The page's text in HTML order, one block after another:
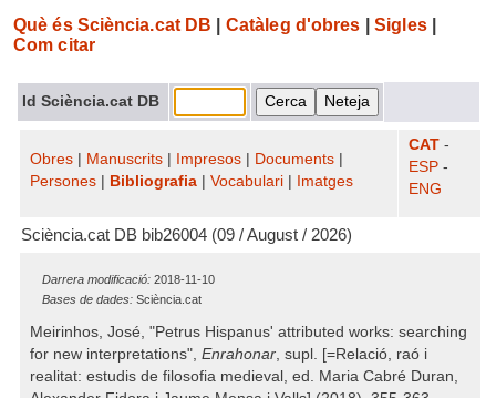
Què és Sciència.cat DB Catàleg d'obres Sigles|
Com citar
Id Sciència.cat DB
Obres Manuscrits Impresos Documents
Persones
Bibliografia Vocabulari Imatges
CAT -
ESP -
ENG
Sciència.cat DB bib26004 (09 / August / 2026)
Darrera modificació: 2018-11-10
Bases de dades: Sciència.cat
Meirinhos, José, "Petrus Hispanus' attributed works: searching
for new interpretations", Enrahonar, supl. [=Relació, raó i
realitat: estudis de filosofia medieval, ed. Maria Cabré Duran,